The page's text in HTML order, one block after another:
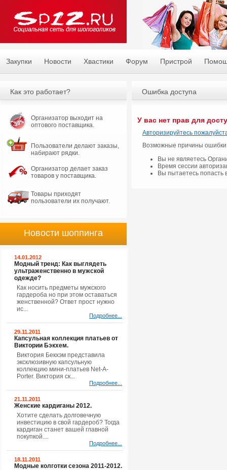
Закупки Новости Хвастики Форум Пристрой
Ошибка доступа
У вас нет прав для
Авторизируйтесь
Возможные причины
Вы не являетесь
Время сессии
Вы пытаетесь попасть
Как это работает?
Организатор выходит на
оптового поставщика.
Пользователи делают заказы,
набирают рядки.
Организатор делает заказ
товаров у поставщика.
Товары приходят
пользователи их получают.
Новости шоппинга
14.01.2012
Модный тренд: Как выглядеть
ультраженственно в мужской
одежде?
Как носить предметы мужского
гардероба но при этом оставаться
женственной? Ответ прост нужно
ис...
Подробнее...
29.11.2011
Капсульная коллекция платьев от
Виктории Бэкхем.
Виктория Бекхэм представила
эксклюзивную капсульную
коллекцию мини-платьев Net-A-
Porter. Виктория ск...
Подробнее...
21.11.2011
Женские кардиганы 2012.
Хотите сделать долговечную
инвестицию в свой гардероб? Тогда
кардиган станет вашей главной
покупкой....
Подробнее...
18.11.2011
Модные колготки сезона 2011-2012.